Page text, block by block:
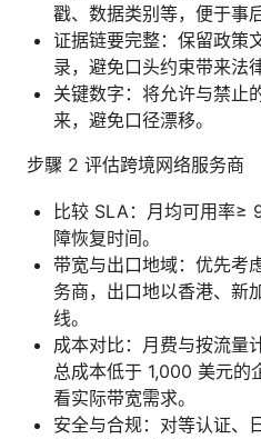
戳、数据类别等，便于事
证据链要完整：保留政策
录，避免口头约束带来法
关键数字：将允许与禁止
来，避免口径漂移。
步驟 2 评估跨境网络服务商
比较 SLA：月均可用率≥
障恢复时间。
带宽与出口地域：优先考
务商，出口地以香港、新
线。
成本对比：月费与按流量
总成本低于 1,000 美元的
看实际带宽需求。
安全与合规：对等认证、